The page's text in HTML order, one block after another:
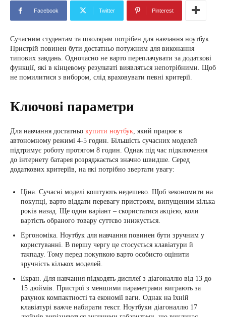
Facebook Twitter Pinterest
Сучасним студентам та школярам потрібен для навчання ноутбук.
Пристрій повинен бути достатньо потужним для виконання
типових завдань. Одночасно не варто переплачувати за додаткові
функції, які в кінцевому результаті виявляться непотрібними. Щоб
не помилитися з вибором, слід враховувати певні критерії.
Ключові параметри
Для навчання достатньо купити ноутбук, який працює в
автономному режимі 4-5 годин. Більшість сучасних моделей
підтримує роботу протягом 8 годин. Однак під час підключення
до інтернету батарея розряджається значно швидше. Серед
додаткових критеріїв, на які потрібно звертати увагу:
Ціна. Сучасні моделі коштують недешево. Щоб зекономити на
покупці, варто віддати перевагу пристроям, випущеним кілька
років назад. Ще один варіант – скористатися акцією, коли
вартість обраного товару суттєво знижується.
Ергономіка. Ноутбук для навчання повинен бути зручним у
користуванні. В першу чергу це стосується клавіатури й
тачпаду. Тому перед покупкою варто особисто оцінити
зручність кількох моделей.
Екран. Для навчання підходять дисплеї з діагоналлю від 13 до
15 дюймів. Пристрої з меншими параметрами виграють за
рахунок компактності та економії ваги. Однак на їхній
клавіатурі важче набирати текст. Ноутбуки діагоналлю 17